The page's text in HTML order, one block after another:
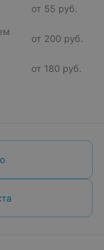
от 55 руб.
от 200 руб.
от 180 руб.